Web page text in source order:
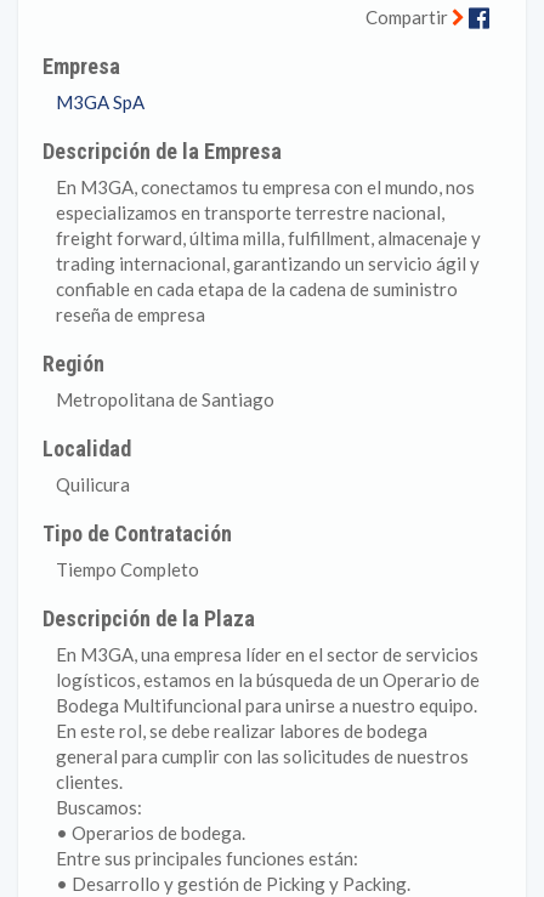
Compartir
Empresa
M3GA SpA
Descripción de la Empresa
En M3GA, conectamos tu empresa con el mundo, nos
especializamos en transporte terrestre nacional,
freight forward, última milla, fulfillment, almacenaje y
trading internacional, garantizando un servicio ágil y
confiable en cada etapa de la cadena de suministro
reseña de empresa
Región
Metropolitana de Santiago
Localidad
Quilicura
Tipo de Contratación
Tiempo Completo
Descripción de la Plaza
En M3GA, una empresa líder en el sector de servicios
logísticos, estamos en la búsqueda de un Operario de
Bodega Multifuncional para unirse a nuestro equipo.
En este rol, se debe realizar labores de bodega
general para cumplir con las solicitudes de nuestros
clientes.
Buscamos:
• Operarios de bodega.
Entre sus principales funciones están:
• Desarrollo y gestión de Picking y Packing.